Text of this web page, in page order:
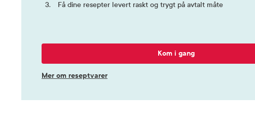
Få dine resepter levert raskt og trygt på avtalt måte
Kom i gang
Mer om reseptvarer